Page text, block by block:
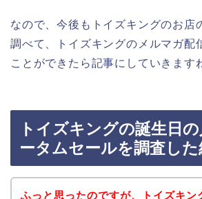
なので、今後もトイズキングのお店
調べて、トイズキングのメルマガ配
ことができたら記事にしていきます
トイズキングの誕生日
ータムセールを調査した
ふっと思ったのですが、トイズキン